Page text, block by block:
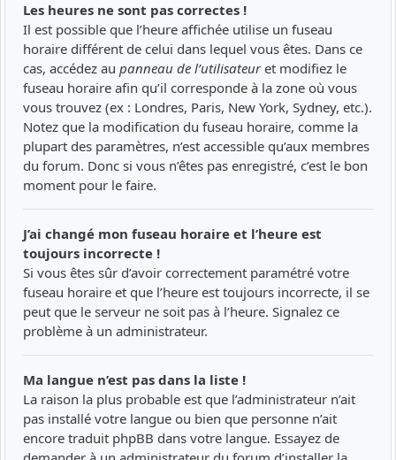
Les heures ne sont pas correctes !
Il est possible que l’heure affichée utilise un fuseau
horaire différent de celui dans lequel vous êtes. Dans ce
cas, accédez au panneau de l’utilisateuret modifiez le
fuseau horaire afin qu’il corresponde à la zone où vous
vous trouvez (ex : Londres, Paris, New York, Sydney, etc.).
Notez que la modification du fuseau horaire, comme la
plupart des paramètres, n’est accessible qu’aux membres
du forum. Donc si vous n’êtes pas enregistré, c’est le bon
moment pour le faire.
J’ai changé mon fuseau horaire et l’heure est
toujours incorrecte !
Si vous êtes sûr d’avoir correctement paramétré votre
fuseau horaire et que l’heure est toujours incorrecte, il se
peut que le serveur ne soit pas à l’heure. Signalez ce
problème à un administrateur.
Ma langue n’est pas dans la liste !
La raison la plus probable est que l’administrateur n’ait
pas installé votre langue ou bien que personne n’ait
encore traduit phpBB dans votre langue. Essayez de